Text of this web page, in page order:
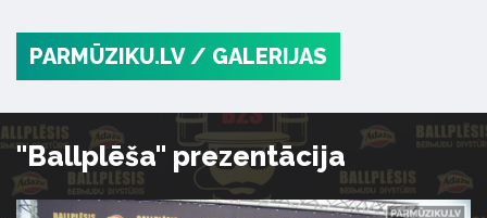
PARMŪZIKU.LV / GALERIJAS
"Ballplēša" prezentācija